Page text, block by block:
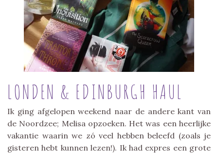
LONDEN & EDINBURGH HAUL
Ik ging afgelopen weekend naar de andere kant van
de Noordzee; Melisa opzoeken. Het was een heerlijke
vakantie waarin we zó veel hebben beleefd (zoals je
gisteren hebt kunnen lezen!). Ik had expres een grote